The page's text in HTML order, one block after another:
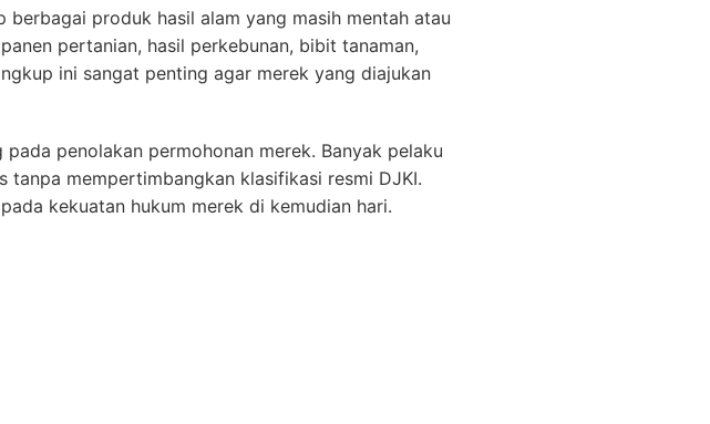
berbagai produk hasil alam yang masih mentah atau
pertanian, hasil perkebunan, bibit tanaman,
ini sangat penting agar merek yang diajukan
penolakan permohonan merek. Banyak pelaku
mempertimbangkan klasifikasi resmi DJKI.
kekuatan hukum merek di kemudian hari.